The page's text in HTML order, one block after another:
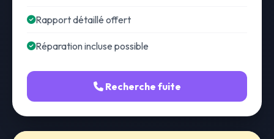
Rapport détaillé offert
Réparation incluse possible
Recherche fuite